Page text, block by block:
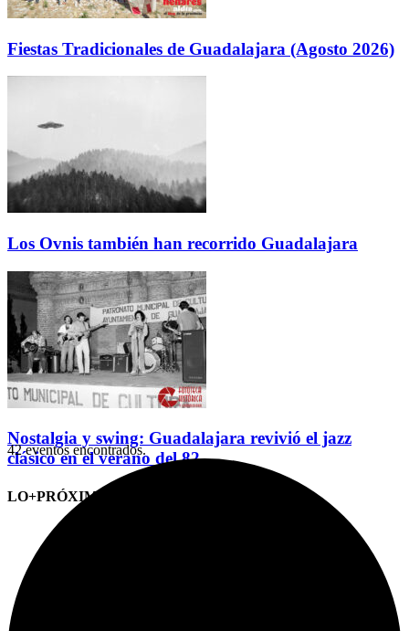
Fiestas Tradicionales de Guadalajara (Agosto 2026)
Los Ovnis también han recorrido Guadalajara
Nostalgia y swing: Guadalajara revivió el jazz
clásico en el verano del 82
LO+PRÓXIMO (CITAS)
42 eventos encontrados.